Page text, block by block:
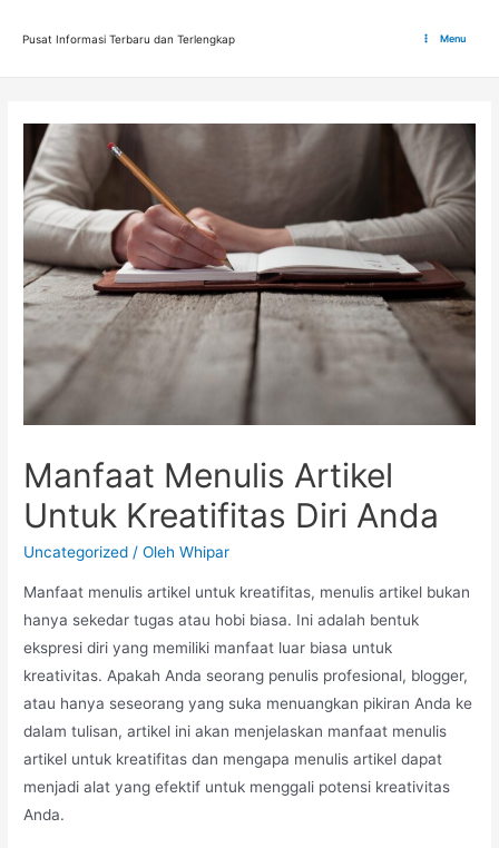
Pusat Informasi Terbaru dan Terlengkap Menu
Manfaat Menulis Artikel
Untuk Kreatifitas Diri Anda
Uncategorized / OlehWhipar
Manfaat menulis artikel untuk kreatifitas, menulis artikel bukan
hanya sekedar tugas atau hobi biasa. Ini adalah bentuk
ekspresi diri yang memiliki manfaat luar biasa untuk
kreativitas. Apakah Anda seorang penulis profesional, blogger,
atau hanya seseorang yang suka menuangkan pikiran Anda ke
dalam tulisan, artikel ini akan menjelaskan manfaat menulis
artikel untuk kreatifitas dan mengapa menulis artikel dapat
menjadi alat yang efektif untuk menggali potensi kreativitas
Anda.